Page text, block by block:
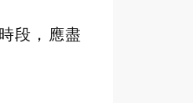
段，應盡